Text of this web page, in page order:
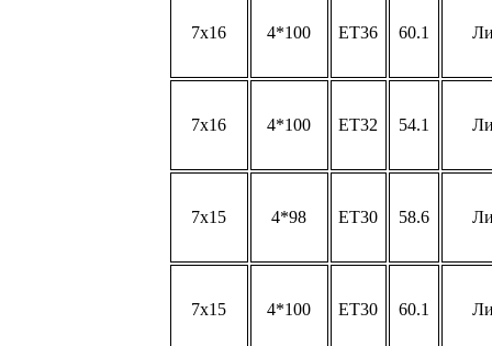
7x16 4*100 ET36 60.1
7x16 4*100 ET32 54.1
7x15 4*98 ET30 58.6
7x15 4*100 ET30 60.1